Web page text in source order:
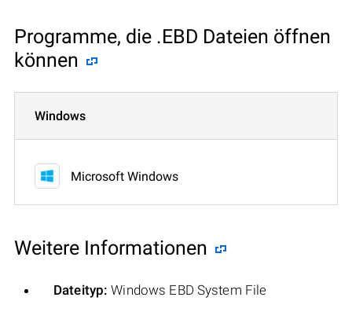
Programme, die .EBD Dateien öffnen
können
Windows
Microsoft Windows
Weitere Informationen
Dateityp: Windows EBD System File